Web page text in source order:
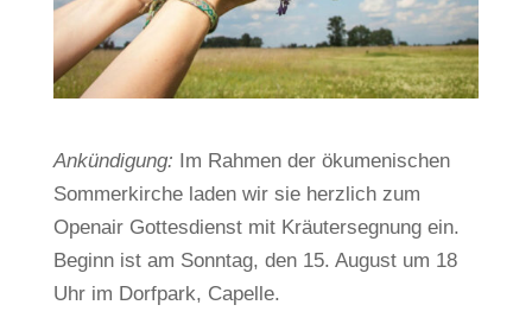
Ankündigung: Im Rahmen der ökumenischen
Sommerkirche laden wir sie herzlich zum
Openair Gottesdienst mit Kräutersegnung ein.
Beginn ist am Sonntag, den 15. August um 18
Uhr im Dorfpark, Capelle.